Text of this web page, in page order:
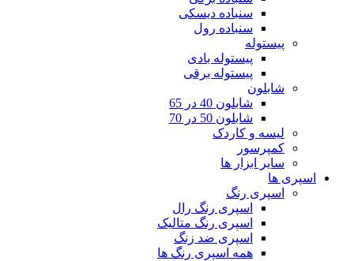
سنباده دیسکی
سنباده رول
پیستوله
پیستوله بادی
پیستوله برقی
شابلون
شابلون 40 در 65
شابلون 50 در 70
لیسه و کاردک
کمپرسور
سایر ابزار ها
اسپری ها
اسپری رنگ
اسپری رنگ رال
اسپری رنگ متالیک
اسپری ضد زنگ
همه اسپری رنگ ها